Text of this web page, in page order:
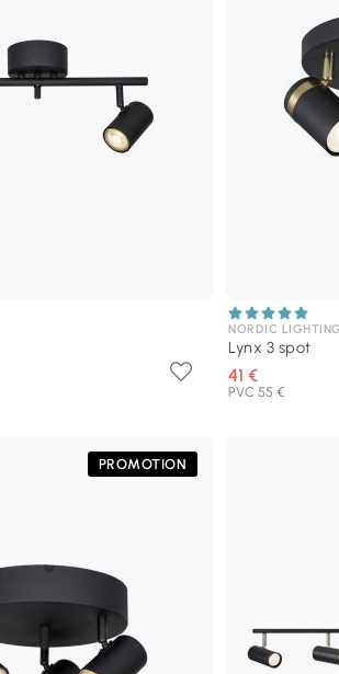
NORDIC LIGHTING
Lynx 3 spot
41 €
PVC 55 €
PROMOTION